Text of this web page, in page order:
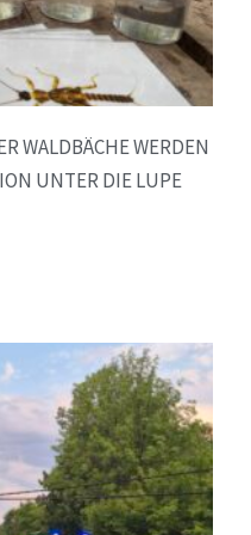
WALDBÄCHE WERDEN
UNTER DIE LUPE